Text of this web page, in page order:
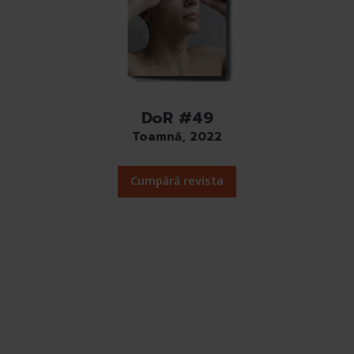
DoR #49
Toamnă, 2022
Cumpără revista